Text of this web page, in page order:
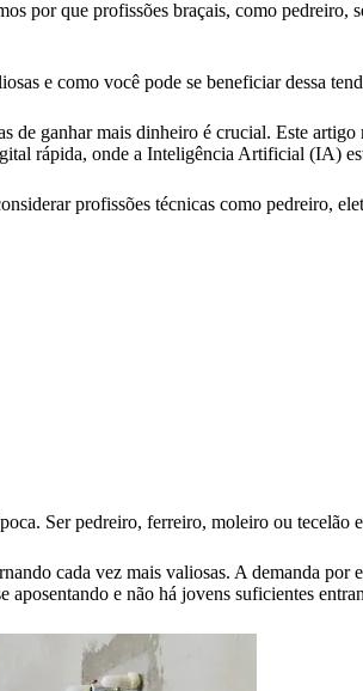
por que profissões braçais, como pedreiro,
e como você pode se beneficiar dessa
de ganhar mais dinheiro é crucial. Este
rápida, onde a Inteligência Artificial (IA)
profissões técnicas como pedreiro,
Ser pedreiro, ferreiro, moleiro ou tecelão
cada vez mais valiosas. A demanda
aposentando e não há jovens suficientes